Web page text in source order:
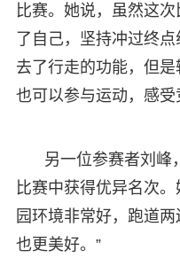
比赛。她说，虽然这
了自己，坚持冲过终
去了行走的功能，但是
也可以参与运动，感受
另一位参赛者刘峰
比赛中获得优异名次
园环境非常好，跑道
也更美好。”